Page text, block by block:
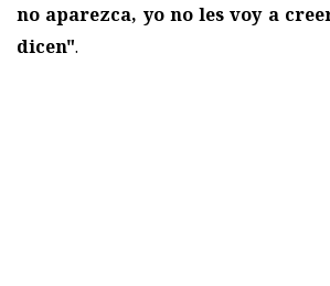
no aparezca, yo no les voy a
dicen".